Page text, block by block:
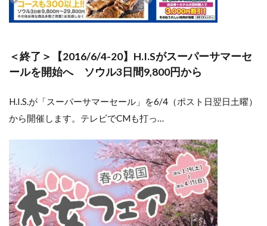
＜終了＞【2016/6/4-20】H.I.Sがスーパーサマーセ
ールを開始へ ソウル3日間9,800円から
H.I.S.が「スーパーサマーセール」を6/4（ポスト日翌日土曜）
から開催します。テレビでCMも打っ…